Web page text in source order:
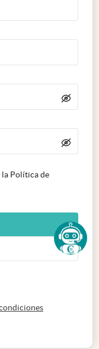
la Política de
abre en nueva